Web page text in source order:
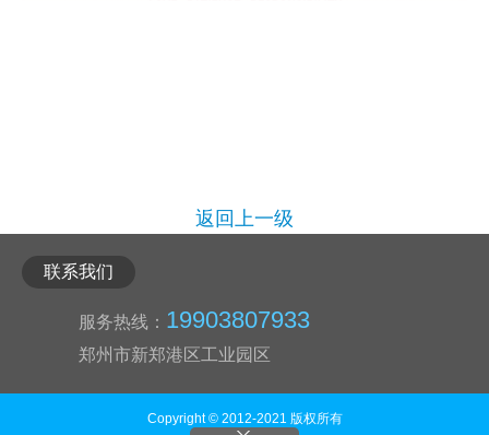
返回上一级
联系我们
服务热线： 19903807933
郑州市新郑港区工业园区
Copyright © 2012-2021 版权所有